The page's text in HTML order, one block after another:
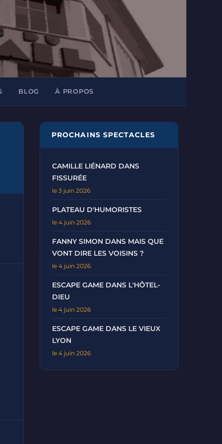
BLOG À PROPOS
PROCHAINS SPECTACLES
CAMILLE LIÉNARD DANS
FISSURÉE
le 3 juin 2026
PLATEAU D'HUMORISTES
le 4 juin 2026
FANNY SIMON DANS MAIS QUE
VONT DIRE LES VOISINS ?
le 4 juin 2026
ESCAPE GAME DANS L'HÔTEL-
DIEU
le 4 juin 2026
ESCAPE GAME DANS LE VIEUX
LYON
le 4 juin 2026